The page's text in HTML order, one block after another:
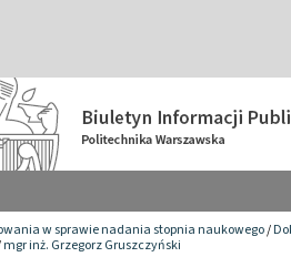
w sprawie nadania stopnia naukowego/
mgr inż. Grzegorz Gruszczyński